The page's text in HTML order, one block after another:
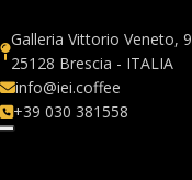
Galleria Vittorio Veneto, 9
25128 Brescia - ITALIA
info@iei.coffee
+39 030 381558